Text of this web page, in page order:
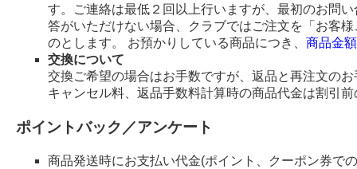
す。ご連絡は最低２回以上行いますが、最初のお問
答がいただけない場合、クラブではご注文を「お客
のとします。 お預かりしている商品につき、 商品金
交換について
交換ご希望の場合はお手数ですが、返品と再注文の
キャンセル料、返品手数料計算時の商品代金は割引
ポイントバック／アンケート
商品発送時にお支払い代金(ポイント、クーポン券で